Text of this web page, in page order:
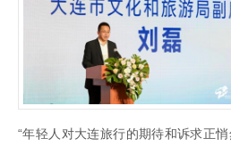
“年轻人对大连旅行的期待和诉求正